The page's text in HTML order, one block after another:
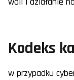
Kodeks
w przypadku